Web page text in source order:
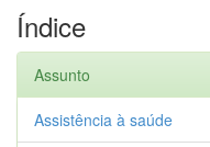
Índice
Assunto
Assistência à saúde